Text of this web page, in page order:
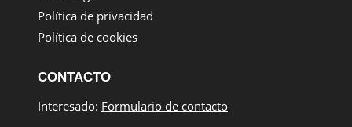
Política de privacidad
Política de cookies
CONTACTO
Interesado: Formulario de contacto